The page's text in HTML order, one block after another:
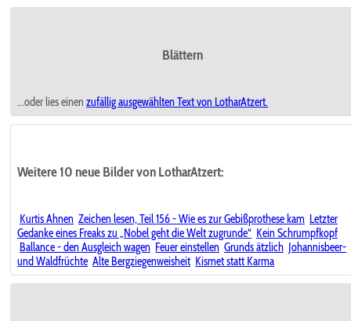
Blättern
...oder lies einen zufällig ausgewählten Text von LotharAtzert.
Weitere 10 neue Bilder von LotharAtzert:
Kurtis Ahnen Zeichen lesen, Teil 156 - Wie es zur Gebißprothese kam Letzter
Gedanke eines Freaks zu „Nobel geht die Welt zugrunde“ Kein Schrumpfkopf
Ballance - den Ausgleich wagen Feuer einstellen Grunds ätzlich Johannisbeer-
und Waldfrüchte Alte Bergziegenweisheit Kismet statt Karma